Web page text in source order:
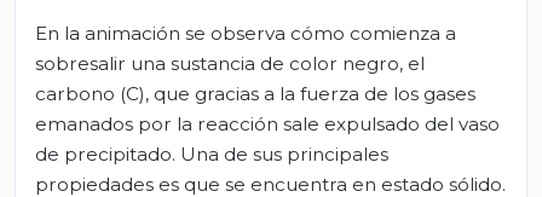
En la animación se observa cómo comienza a
sobresalir una sustancia de color negro, el
carbono (C), que gracias a la fuerza de los gases
emanados por la reacción sale expulsado del vaso
de precipitado. Una de sus principales
propiedades es que se encuentra en estado sólido.